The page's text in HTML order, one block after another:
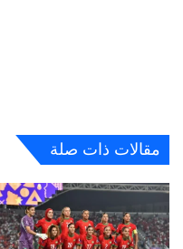
مقالات ذات صلة